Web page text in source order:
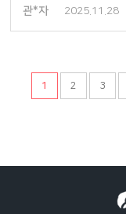
관*자 2025.11.28
1 2 3